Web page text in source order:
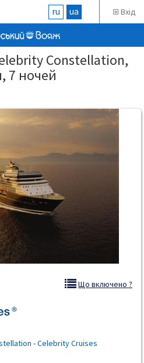
ru ua Вхід
Constellation,
7 ночей
Що включено ?
-Celebrity Cruises